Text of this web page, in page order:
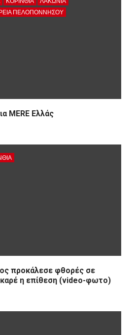
ΠΕΛΟΠΟΝΝΉΣΟΥ
MERE Ελλάς
προκάλεσε φθορές σε
η επίθεση (video-φωτο)